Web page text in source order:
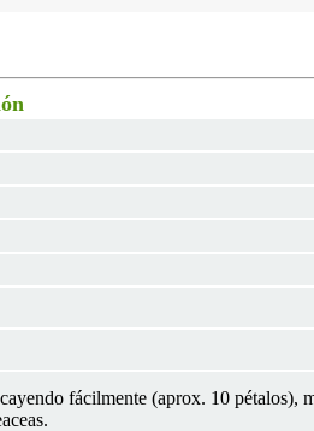
fácilmente (aprox. 10 pétalos),